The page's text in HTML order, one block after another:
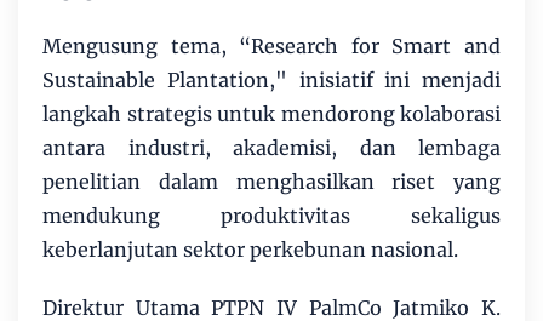
Mengusung tema, “Research for Smart and
Sustainable Plantation," inisiatif ini menjadi
langkah strategis untuk mendorong kolaborasi
antara industri, akademisi, dan lembaga
penelitian dalam menghasilkan riset yang
mendukung produktivitas sekaligus
keberlanjutan sektor perkebunan nasional.
Direktur Utama PTPN IV PalmCo Jatmiko K.